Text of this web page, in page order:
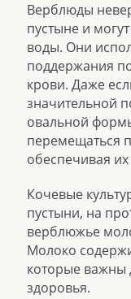
Верблюды
пустыне и
воды. Они
поддержания
крови. Даже
значительной
овальной
перемещаться
обеспечивая
Кочевые
пустыни, на
верблюжье
Молоко
которые важны
здоровья.